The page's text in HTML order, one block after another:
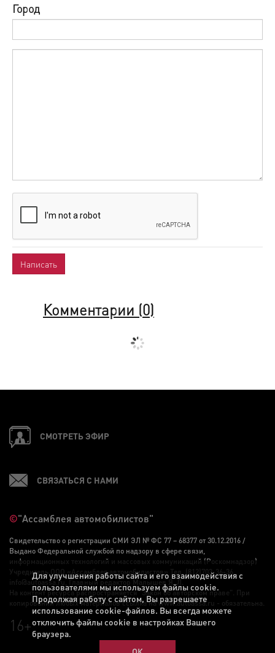
Город
Комментарии (0)
СМОТРЕТЬ ЭФИР
СВЯЗАТЬСЯ С НАМИ
©"Ассамблея автомобилистов"
Свидетельство о регистрации СМИ ЭЛ № ФС 77 – 68377 от 30.12.2016 /
Выдано Федеральной службой по надзору в сфере связи,
информационных технологий и массовых коммуникаций (Роскомнадзор)
Учредитель ООО «Ассамблея автомобилистов» Тел. (812)703-36-36,
info@autoassa.ru, Главный редактор Малышев Я. Л.
На контент ресурса распространяется "Закон об авторском праве". При
копировании любых материалов ссылка на www.autoassa.ru - обязательна.
16+
Для улучшения работы сайта и его взаимодействия с
пользователями мы используем файлы cookie.
Продолжая работу с сайтом, Вы разрешаете
использование cookie-файлов. Вы всегда можете
отключить файлы cookie в настройках Вашего
браузера.